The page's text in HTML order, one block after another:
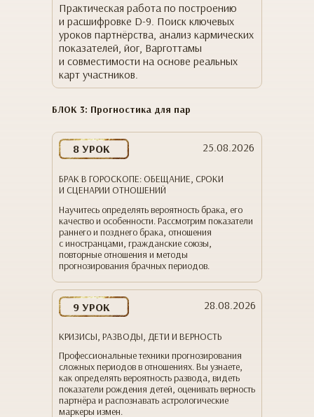
8 УРОК 25.08.2026
Научитесь определять вероятность брака, его
качество и особенности. Рассмотрим показатели
раннего и позднего брака, отношения
с иностранцами, гражданские союзы,
повторные отношения и методы
прогнозирования брачных периодов.
БРАК В ГОРОСКОПЕ: ОБЕЩАНИЕ, СРОКИ
И СЦЕНАРИИ ОТНОШЕНИЙ
БЛОК 3: Прогностика для пар
Практическая работа по построению
и расшифровке D-9. Поиск ключевых
уроков партнёрства, анализ кармических
показателей, йог, Варготтамы
и совместимости на основе реальных
карт участников.
9 УРОК 28.08.2026
Профессиональные техники прогнозирования
сложных периодов в отношениях. Вы узнаете,
как определять вероятность развода, видеть
показатели рождения детей, оценивать верность
партнёра и распознавать астрологические
маркеры измен.
КРИЗИСЫ, РАЗВОДЫ, ДЕТИ И ВЕРНОСТЬ